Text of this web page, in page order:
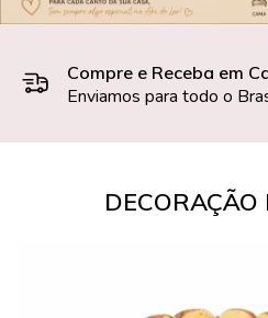
Compre e Receba em
Enviamos para todo o